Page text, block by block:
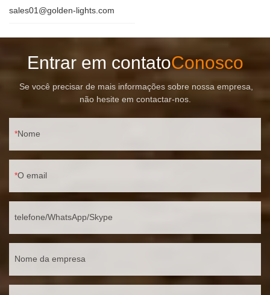
sales01@golden-lights.com
Entrar em contatoConosco
Se você precisar de mais informações sobre nossa empresa,
não hesite em contactar-nos.
Nome
O email
telefone/WhatsApp/Skype
Nome da empresa